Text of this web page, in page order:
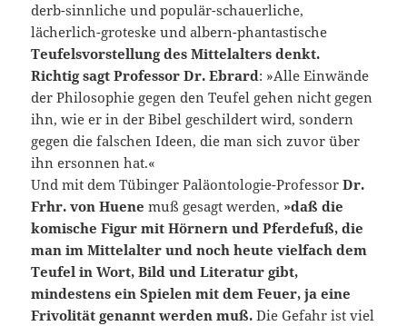
derb-sinnliche und populär-schauerliche,
lächerlich-gro­teske und albern-phantastische
Teufelsvorstellung des Mittelalters denkt.
Richtig sagt Professor Dr. Ebrard: »Alle Einwände
der Phi­losophie gegen den Teufel gehen nicht gegen
ihn, wie er in der Bibel geschildert wird, sondern
gegen die falschen Ideen, die man sich zu­vor über
ihn ersonnen hat.«
Und mit dem Tübinger Paläontologie-­Professor Dr.
Frhr. von Huene muß gesagt werden, »daß die
komische Figur mit Hörnern und Pferdefuß, die
man im Mittelalter und noch heute vielfach dem
Teufel in Wort, Bild und Literatur gibt,
mindestens ein Spielen mit dem Feuer, ja eine
Frivolität genannt wer­den muß.Die Gefahr ist viel